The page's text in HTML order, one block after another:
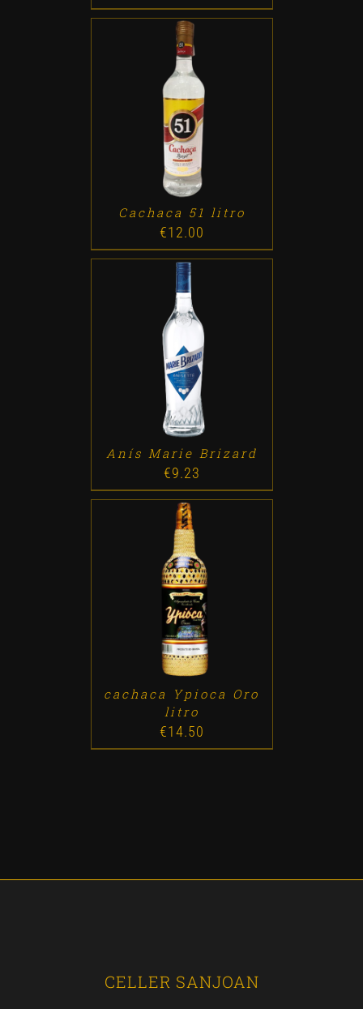
ADD TO CART / DETALLES
Cachaca 51 litro
€12.00
ADD TO CART / DETALLES
Anís Marie Brizard
€9.23
ADD TO CART / DETALLES
cachaca Ypioca Oro
litro
€14.50
CELLER SANJOAN